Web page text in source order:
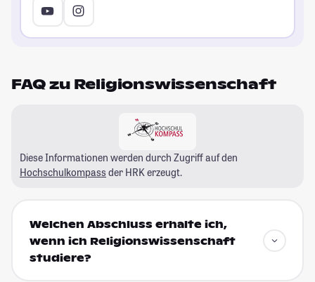
FAQ zu Religionswissenschaft
Diese Informationen werden durch Zugriff auf den
Hochschulkompass der HRK erzeugt.
Welchen Abschluss erhalte ich,
wenn ich Religionswissenschaft
studiere?